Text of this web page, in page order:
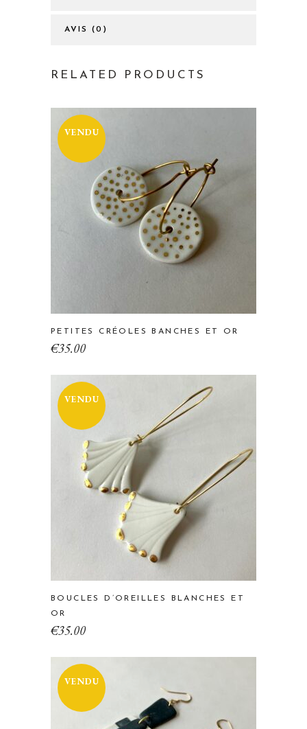
AVIS (0)
RELATED PRODUCTS
VENDU
PETITES CRÉOLES BANCHES ET OR
€35.00
VENDU
BOUCLES D’OREILLES BLANCHES ET
OR
€35.00
VENDU